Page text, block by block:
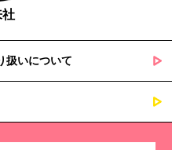
社
扱いについて